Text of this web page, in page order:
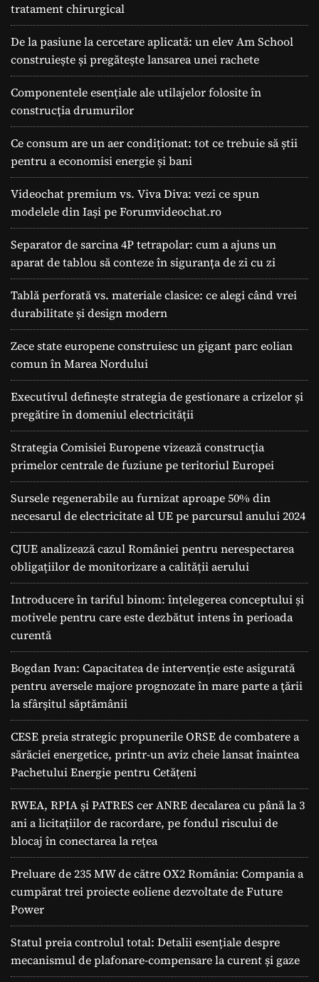
tratament chirurgical
De la pasiune la cercetare aplicată: un elev Am School
construiește și pregătește lansarea unei rachete
Componentele esențiale ale utilajelor folosite în
construcția drumurilor
Ce consum are un aer condiționat: tot ce trebuie să știi
pentru a economisi energie și bani
Videochat premium vs. Viva Diva: vezi ce spun
modelele din Iași pe Forumvideochat.ro
Separator de sarcina 4P tetrapolar: cum a ajuns un
aparat de tablou să conteze în siguranța de zi cu zi
Tablă perforată vs. materiale clasice: ce alegi când vrei
durabilitate și design modern
Zece state europene construiesc un gigant parc eolian
comun în Marea Nordului
Executivul definește strategia de gestionare a crizelor și
pregătire în domeniul electricității
Strategia Comisiei Europene vizează construcția
primelor centrale de fuziune pe teritoriul Europei
Sursele regenerabile au furnizat aproape 50% din
necesarul de electricitate al UE pe parcursul anului 2024
CJUE analizează cazul României pentru nerespectarea
obligațiilor de monitorizare a calității aerului
Introducere în tariful binom: înțelegerea conceptului și
motivele pentru care este dezbătut intens în perioada
curentă
Bogdan Ivan: Capacitatea de intervenție este asigurată
pentru aversele majore prognozate în mare parte a ţării
la sfârșitul săptămânii
CESE preia strategic propunerile ORSE de combatere a
sărăciei energetice, printr-un aviz cheie lansat înaintea
Pachetului Energie pentru Cetățeni
RWEA, RPIA și PATRES cer ANRE decalarea cu până la 3
ani a licitațiilor de racordare, pe fondul riscului de
blocaj în conectarea la rețea
Preluare de 235 MW de către OX2 România: Compania a
cumpărat trei proiecte eoliene dezvoltate de Future
Power
Statul preia controlul total: Detalii esențiale despre
mecanismul de plafonare-compensare la curent și gaze